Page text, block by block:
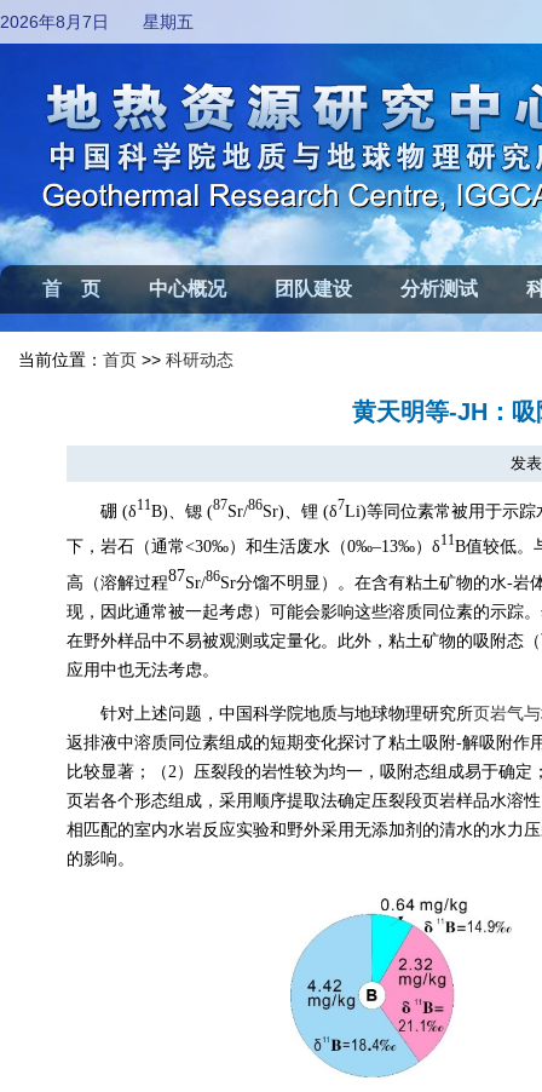
2026年8月7日 星期五
首 页 中心概况 团队建设 分析测试
当前位置： 首页 >> 科研动态
黄天明等-JH：
发
硼 (δ11B) 、锶 (87Sr/86Sr) 、锂 (δ7Li)等同位素常被用于示
下，岩石（通常<30‰）和生活废水（0‰–13‰） δ11B值较低。
高（溶解过程87Sr/86Sr分馏不明显）。在含有粘土矿物的水-岩
现，因此通常被一起考虑）可能会影响这些溶质同位素的示踪
在野外样品中不易被观测或定量化。此外，粘土矿物的吸附态
应用中也无法考虑。
针对上述问题，中国科学院地质与地球物理研究所页岩气
返排液中溶质同位素组成的短期变化探讨了粘土吸附-解吸附作
比较显著；（ 2 ）压裂段的岩性较为均一，吸附态组成易于确定
页岩各个形态组成，采用顺序提取法确定压裂段页岩样品水溶
相匹配的室内水岩反应实验和野外采用无添加剂的清水的水力
的影响。